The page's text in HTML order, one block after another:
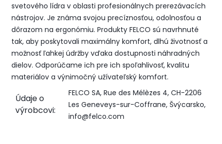
svetového lídra v oblasti profesionálnych prerezávacích
nástrojov. Je známa svojou precíznosťou, odolnosťou a
dôrazom na ergonómiu. Produkty FELCO sú navrhnuté
tak, aby poskytovali maximálny komfort, dlhú životnosť a
možnosť ľahkej údržby vďaka dostupnosti náhradných
dielov. Odporúčame ich pre ich spoľahlivosť, kvalitu
materiálov a výnimočný užívateľský komfort.
Údaje o
výrobcovi:
FELCO SA, Rue des Mélèzes 4, CH-2206
Les Geneveys-sur-Coffrane, Švýcarsko,
info@felco.com